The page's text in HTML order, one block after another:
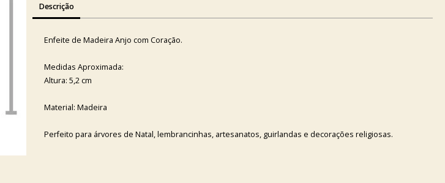
Descrição
Enfeite de Madeira Anjo com Coração.
Medidas Aproximada:
Altura: 5,2 cm
Material: Madeira
Perfeito para árvores de Natal, lembrancinhas, artesanatos, guirlandas e decorações religiosas.